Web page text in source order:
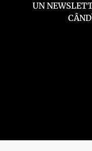
UN